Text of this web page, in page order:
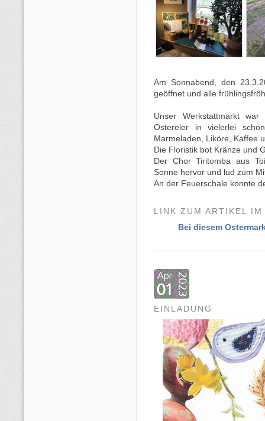
Am Sonnabend, den
geöffnet und alle
Unser Werkstattmarkt
Ostereier in vielerlei
Marmeladen, Liköre, Kaffee
Die Floristik bot Kränze und
Der Chor Tiritomba aus
Sonne hervor und lud zum
An der Feuerschale konnte
LINK ZUM ARTIKEL
Bei diesem
EINLADUNG